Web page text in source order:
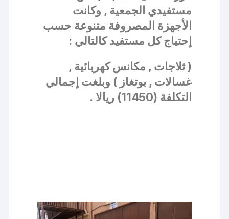
مستفيدي الجمعية , وكانت
الأجهزة المصروفة متنوعة حسب
إحتياج كل مستفيد كالتالي :
( ثلاجات , مكانس كهربائية ,
غسالات , بوتغاز ) وبلغت إجمالي
التكلفة (11450) ريالا .